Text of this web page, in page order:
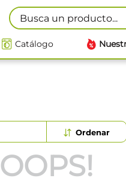
Busca un producto...
Catálogo
OOPS!